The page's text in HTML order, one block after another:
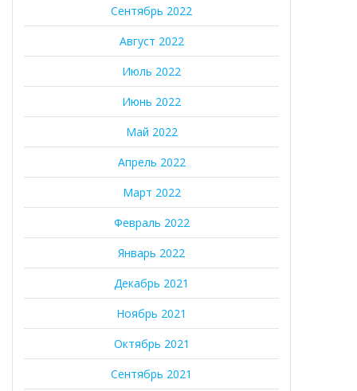
Сентябрь 2022
Август 2022
Июль 2022
Июнь 2022
Май 2022
Апрель 2022
Март 2022
Февраль 2022
Январь 2022
Декабрь 2021
Ноябрь 2021
Октябрь 2021
Сентябрь 2021